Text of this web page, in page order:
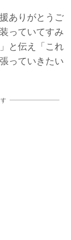
ありがとうご
っていてすみ
と伝え「これ
っていきたい